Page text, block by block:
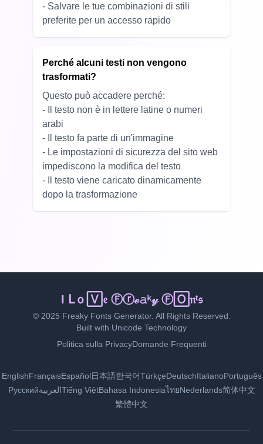
- Salvare le tue combinazioni di stili
preferite per un accesso rapido
Perché alcuni testi non vengono
trasformati?
Questo può accadere perché:
- Il testo non è in lettere latine o numeri
arabi
- Il testo fa parte di un'immagine
- Le impostazioni di sicurezza del sito web
impediscono la modifica del testo
- Il testo viene caricato dinamicamente
dopo la trasformazione
I ᒪｏ🅅𝔢 Ⓕⓡℯ𝚊ᵏ𝓎 Ⓕ🄾𝔫ᵗ𝔰
© 2025 Freaky Fonts Generator. All Rights Reserved.
Built with Unicode Technology
Politica sulla PrivacyDomande Frequenti
EnglishFrançaisEspañol日本語한국어TürkçeDeutschItalianoPortuguês
РусскийالعربيةTiếng ViệtBahasa IndonesiaไทยNederlands简体中文
繁體中文